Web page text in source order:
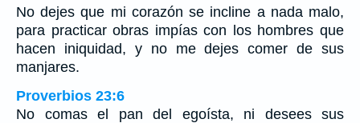
No dejes que mi corazón se incline a nada malo,
para practicar obras impías con los hombres que
hacen iniquidad, y no me dejes comer de sus
manjares.
Proverbios 23:6
No comas el pan del egoísta, ni desees sus